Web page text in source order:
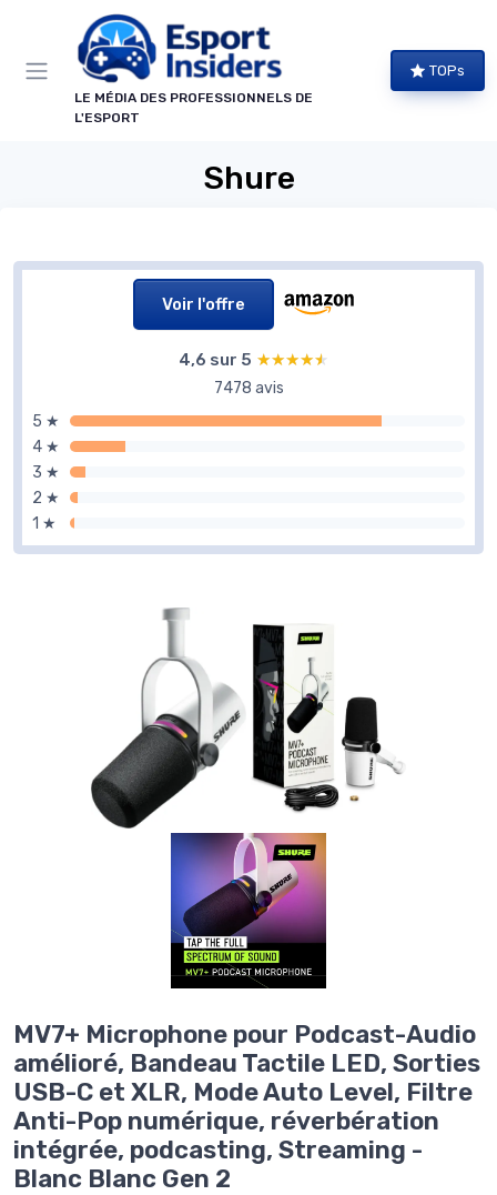
LE MÉDIA DES PROFESSIONNELS DE
L'ESPORT
TOPs
Shure
Voir l'offre
4,6 sur 5 ★★★★★
★★★★★
7478 avis
5 ★
4 ★
3 ★
2 ★
1 ★
MV7+ Microphone pour Podcast-Audio
amélioré, Bandeau Tactile LED, Sorties
USB-C et XLR, Mode Auto Level, Filtre
Anti-Pop numérique, réverbération
intégrée, podcasting, Streaming -
Blanc Blanc Gen 2
Panneau de gestion des cookies